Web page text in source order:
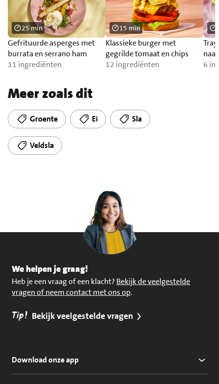
Gefrituurde asperges met
burrata en serrano ham
11 ingrediënten
25 min
Klassieke burger met
gegrilde tomaat en chips
12 ingrediënten
15 min
6
Meer zoals dit
Groente Ei Sla
Veldsla
We helpen je graag!
Heb je een vraag of een klacht? Bekijk de veelgestelde
vragen of neem contact met ons op.
Tip! Bekijk veelgestelde vragen
Download onze app